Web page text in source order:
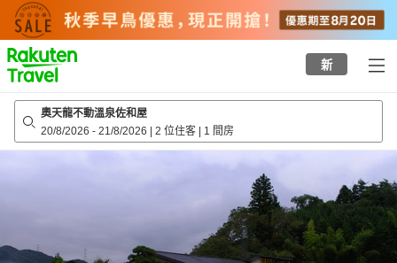
to
top
page
新
奧天龍不動溫泉佐和屋
20/8/2026 - 21/8/2026 | 2 位住客 | 1 間房